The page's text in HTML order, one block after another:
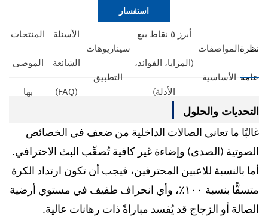
استفسار
نظرة
عامة
المواصفات
الأساسية
أبرز ٥ نقاط بيع
(المزايا، الفوائد،
الأدلة)
سيناريوهات
التطبيق
الأسئلة
الشائعة
(FAQ)
المنتجات
الموصى
بها
التحديات والحلول
غالبًا ما تعاني الصالات الداخلية من ضعف في الخصائص
الصوتية (الصدى) وإضاءة غير كافية تُصعِّب البث الاحترافي.
أما بالنسبة للاعبين المحترفين، فيجب أن تكون ارتداد الكرة
متسقًّا بنسبة ١٠٠٪، وأي انحراف طفيف في مستوي أرضية
الصالة أو الزجاج قد يُفسد مباراةً ذات رهانات عالية.